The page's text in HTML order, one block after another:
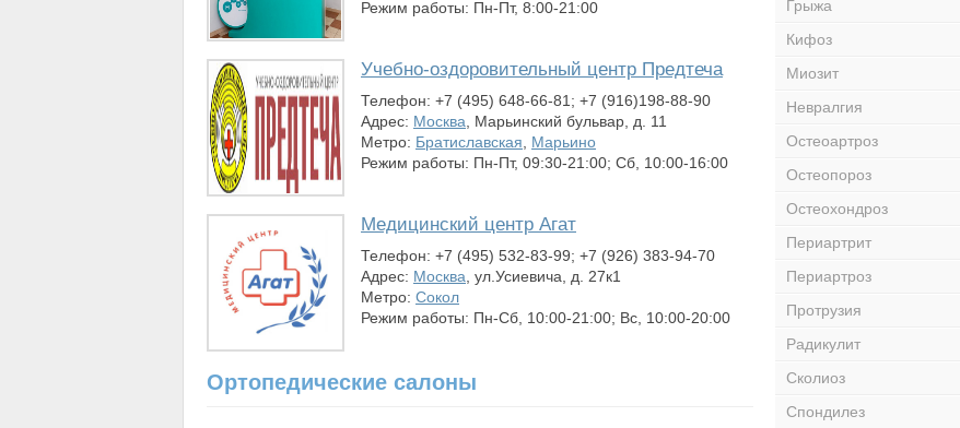
Режим работы: Пн-Пт, 8:00-21:00
Учебно-оздоровительный центр Предтеча
Телефон: +7 (495) 648-66-81; +7 (916)198-88-90
Адрес: Москва , Марьинский бульвар, д. 11
Метро: Братиславская
Марьино
Режим работы: Пн-Пт, 09:30-21:00; Сб, 10:00-16:00
Медицинский центр Агат
Телефон: +7 (495) 532-83-99; +7 (926) 383-94-70
Адрес: Москва , ул.Усиевича, д. 27к1
Метро: Сокол
Режим работы: Пн-Сб, 10:00-21:00; Вс, 10:00-20:00
Ортопедические салоны
Грыжа
Кифоз
Миозит
Невралгия
Остеоартроз
Остеопороз
Остеохондроз
Периартрит
Периартроз
Протрузия
Радикулит
Сколиоз
Спондилез